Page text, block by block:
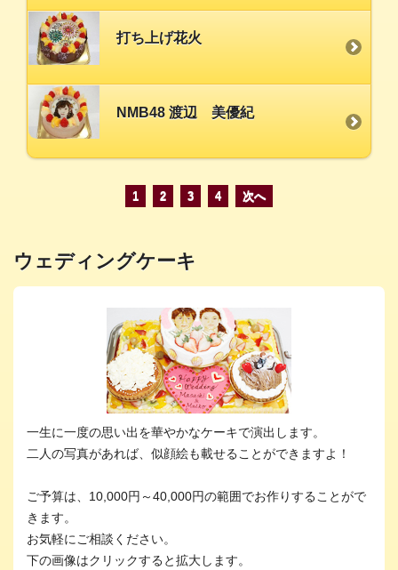
打ち上げ花火
NMB48 渡辺 美優紀
1 2 3 4 次へ
ウェディングケーキ
一生に一度の思い出を華やかなケーキで演出します。
二人の写真があれば、似顔絵も載せることができますよ！
ご予算は、10,000円～40,000円の範囲でお作りすることがで
きます。
お気軽にご相談ください。
下の画像はクリックすると拡大します。